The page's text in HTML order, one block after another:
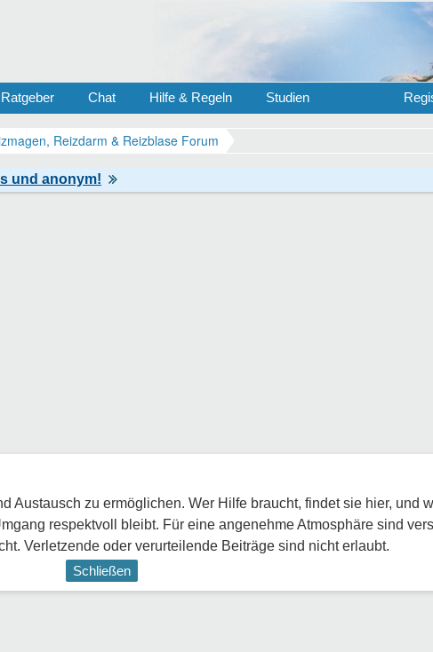
Ratgeber Chat Hilfe & Regeln Studien
Reizdarm & Reizblase Forum
Austausch zu ermöglichen. Wer Hilfe braucht, findet sie hier, und
respektvoll bleibt. Für eine angenehme Atmosphäre sind
Verletzende oder verurteilende Beiträge sind nicht erlaubt.
Schließen